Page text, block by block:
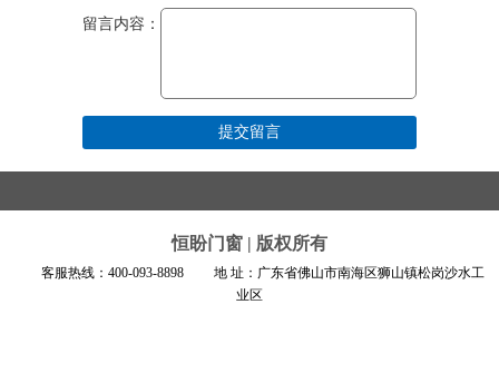
留言内容：
恒盼门窗 | 版权所有
客服热线：400-093-8898 地 址：广东省佛山市南海区狮山镇松岗沙水工
业区